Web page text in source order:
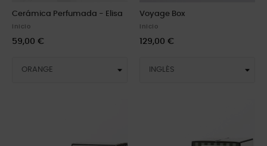
Cerámica Perfumada - Elisa
Inicio
59,00 €
Voyage Box
Inicio
129,00 €